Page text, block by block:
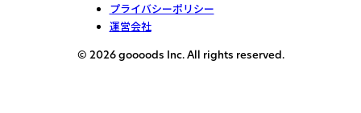
プライバシーポリシー
運営会社
© 2026 goooods Inc. All rights reserved.